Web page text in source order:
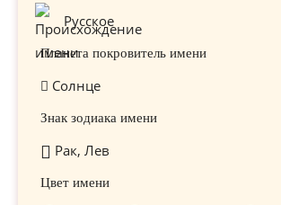
Русское
Планета покровитель имени
Солнце
Знак зодиака имени
Рак, Лев
Цвет имени